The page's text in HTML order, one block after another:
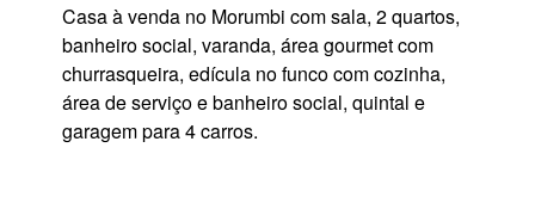
Casa à venda no Morumbi com sala, 2 quartos,
banheiro social, varanda, área gourmet com
churrasqueira, edícula no funco com cozinha,
área de serviço e banheiro social, quintal e
garagem para 4 carros.